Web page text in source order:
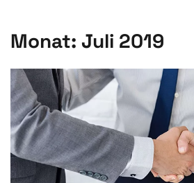
Monat: Juli 2019